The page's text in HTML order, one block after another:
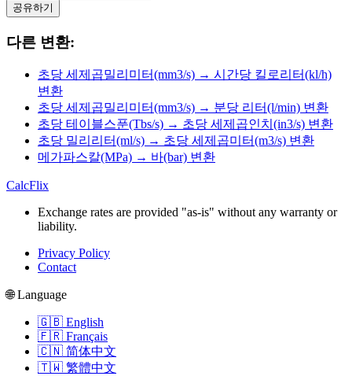
공유하기
다른 변환:
초당 세제곱밀리미터(mm3/s) → 시간당 킬로리터(kl/h)
변환
초당 세제곱밀리미터(mm3/s) → 분당 리터(l/min) 변환
초당 테이블스푼(Tbs/s) → 초당 세제곱인치(in3/s) 변환
초당 밀리리터(ml/s) → 초당 세제곱미터(m3/s) 변환
메가파스칼(MPa) → 바(bar) 변환
CalcFlix
Exchange rates are provided "as-is" without any warranty or
liability.
Privacy Policy
Contact
🌐 Language
🇬🇧 English
🇫🇷 Français
🇨🇳 简体中文
🇹🇼 繁體中文